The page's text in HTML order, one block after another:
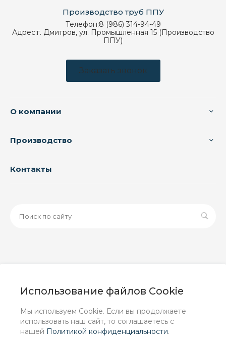
Использование файлов Cookie
Мы используем Cookie. Если вы продолжаете
использовать наш сайт, то соглашаетесь с
нашей Политикой конфиденциальности.
Производство труб ППУ
Телефон:8 (986) 314-94-49
Адрес:г. Дмитров, ул. Промышленная 15 (Производство
ППУ)
Заказать звонок
О компании
Производство
Контакты
информационный характер и ни при каких условиях не
положениями Статьи 437 (2) ГК РФ.